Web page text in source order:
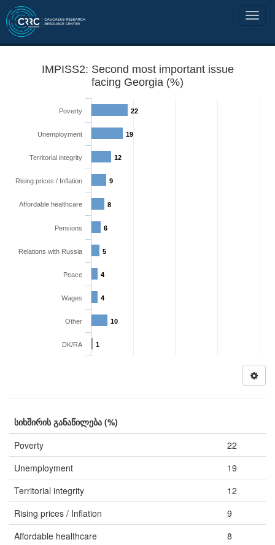
IMPISS2: Second most important issue
facing Georgia (%)
22
19
12
9
8
6
5
4
4
10
1
Poverty
Unemployment
Territorial integrity
Rising prices / Inflation
Affordable healthcare
Pensions
Relations with Russia
Peace
Wages
Other
DK/RA
სიხშირის განაწილება (%)
Poverty
22
Unemployment
19
Territorial integrity
12
Rising prices / Inflation
9
Affordable healthcare
8